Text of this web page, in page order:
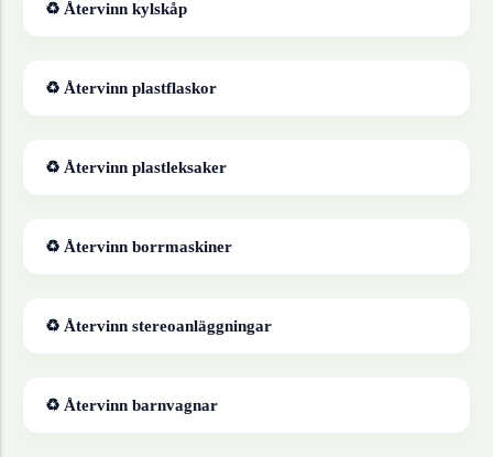
♻ Återvinn kylskåp
♻ Återvinn plastflaskor
♻ Återvinn plastleksaker
♻ Återvinn borrmaskiner
♻ Återvinn stereoanläggningar
♻ Återvinn barnvagnar